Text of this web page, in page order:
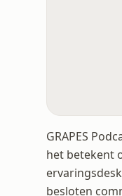
GRAPES
het betekent
besloten